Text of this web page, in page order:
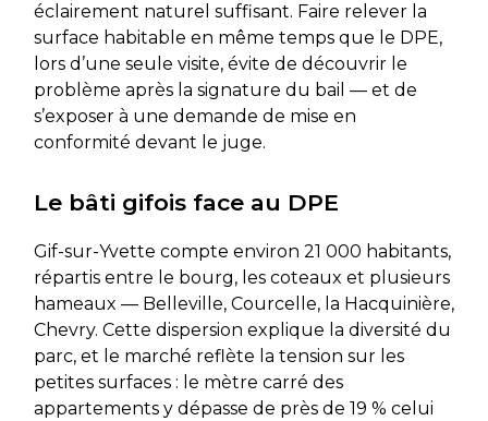
éclairement naturel suffisant. Faire relever la
surface habitable en même temps que le DPE,
lors d’une seule visite, évite de découvrir le
problème après la signature du bail — et de
s’exposer à une demande de mise en
conformité devant le juge.
Le bâti gifois face au DPE
Gif-sur-Yvette compte environ 21 000 habitants,
répartis entre le bourg, les coteaux et plusieurs
hameaux — Belleville, Courcelle, la Hacquinière,
Chevry. Cette dispersion explique la diversité du
parc, et le marché reflète la tension sur les
petites surfaces : le mètre carré des
appartements y dépasse de près de 19 % celui